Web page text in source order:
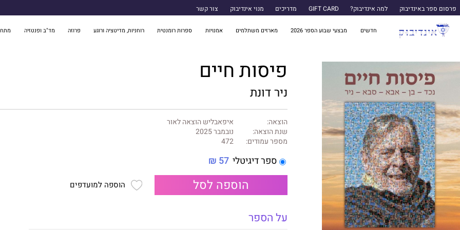
פרסום ספר באינדיבוק למה אינדיבוק? GIFT CARD מדריכים מנוי אינדיבוק צור קשר
חדשים מבצעי שבוע הספר 2026 מארזים משתלמים אמנויות ספרות רומנטית רוחניות, מדיטציה ורוגע פרוזה מד"ב ופנטזיה מתח
פיסות חיים
ניר דונת
הוצאה:
איפאבליש הוצאה לאור
שנת הוצאה:
נובמבר 2025
מספר עמודים:
472
ספר דיגיטלי 57 ₪
הוספה לסל הוספה למועדפים
על הספר